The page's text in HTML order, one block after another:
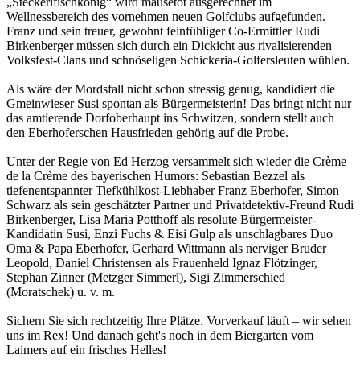
Wellnessbereich des vornehmen neuen Golfclubs aufgefunden.
Franz und sein treuer, gewohnt feinfühliger Co-Ermittler Rudi
Birkenberger müssen sich durch ein Dickicht aus rivalisierenden
Volksfest-Clans und schnöseligen Schickeria-Golfersleuten wühlen.
Als wäre der Mordsfall nicht schon stressig genug, kandidiert die
Gmeinwieser Susi spontan als Bürgermeisterin! Das bringt nicht nur
das amtierende Dorfoberhaupt ins Schwitzen, sondern stellt auch
den Eberhoferschen Hausfrieden gehörig auf die Probe.
Unter der Regie von Ed Herzog versammelt sich wieder die Crème
de la Crème des bayerischen Humors: Sebastian Bezzel als
tiefenentspannter Tiefkühlkost-Liebhaber Franz Eberhofer, Simon
Schwarz als sein geschätzter Partner und Privatdetektiv-Freund Rudi
Birkenberger, Lisa Maria Potthoff als resolute Bürgermeister-
Kandidatin Susi, Enzi Fuchs & Eisi Gulp als unschlagbares Duo
Oma & Papa Eberhofer, Gerhard Wittmann als nerviger Bruder
Leopold, Daniel Christensen als Frauenheld Ignaz Flötzinger,
Stephan Zinner (Metzger Simmerl), Sigi Zimmerschied
(Moratschek) u. v. m.
Sichern Sie sich rechtzeitig Ihre Plätze. Vorverkauf läuft – wir sehen
uns im Rex! Und danach geht's noch in dem Biergarten vom
Laimers auf ein frisches Helles!